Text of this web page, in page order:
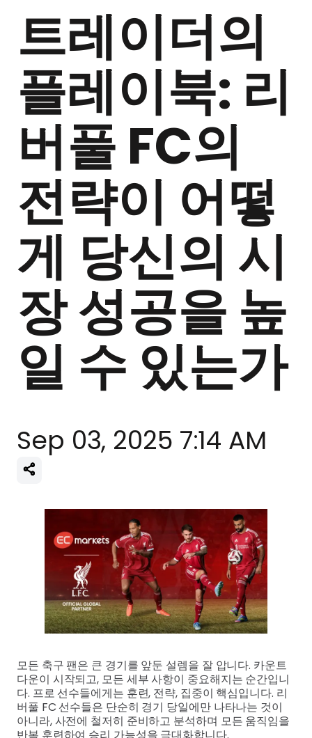
트레이더의
플레이북: 리
버풀 FC의
전략이 어떻
게 당신의 시
장 성공을 높
일 수 있는가
Sep 03, 2025 7:14 AM
모든 축구 팬은 큰 경기를 앞둔 설렘을 잘 압니다. 카운트
다운이 시작되고, 모든 세부 사항이 중요해지는 순간입니
다. 프로 선수들에게는 훈련, 전략, 집중이 핵심입니다. 리
버풀 FC 선수들은 단순히 경기 당일에만 나타나는 것이
아니라, 사전에 철저히 준비하고 분석하며 모든 움직임을
반복 훈련하여 승리 가능성을 극대화합니다.